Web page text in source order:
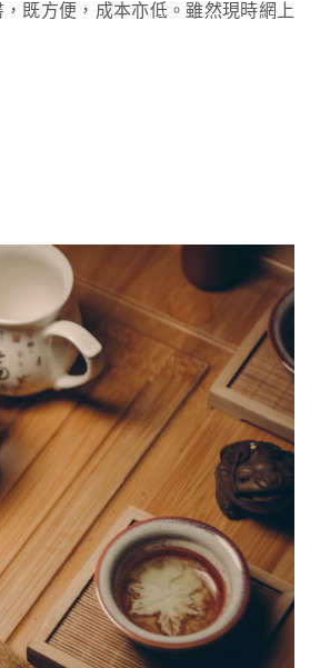
既方便，成本亦低。雖然現時網上